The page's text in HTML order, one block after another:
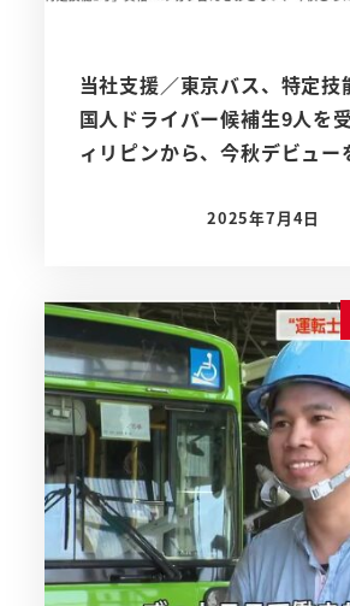
当社支援／東京バス、特定技
国人ドライバー候補生9人を
ィリピンから、今秋デビュー
投稿日
2025年7月4日